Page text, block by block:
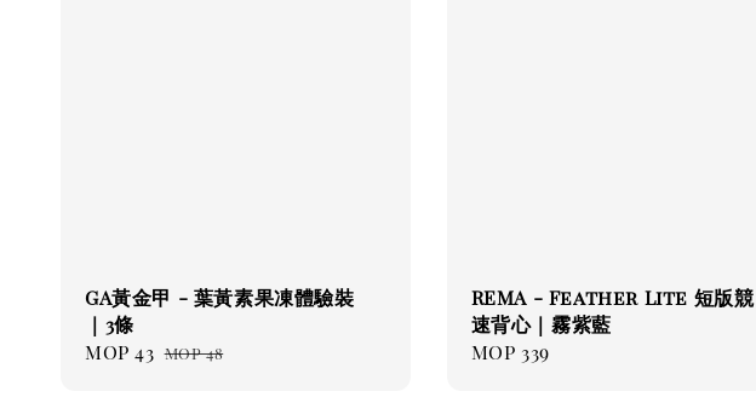
GA黃金甲 - 葉黃素果凍體驗裝
｜3條
Sale
MOP 43 Regular
MOP 48
REMA - Feather Lite 短版競
速背心｜霧紫藍
Regular
MOP 339